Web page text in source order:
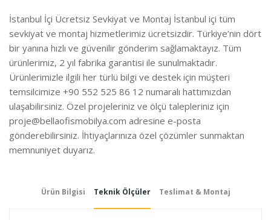
İstanbul İçi Ücretsiz Sevkiyat ve Montaj İstanbul içi tüm
sevkiyat ve montaj hizmetlerimiz ücretsizdir. Türkiye’nin dört
bir yanına hızlı ve güvenilir gönderim sağlamaktayız. Tüm
ürünlerimiz, 2 yıl fabrika garantisi ile sunulmaktadır.
Ürünlerimizle ilgili her türlü bilgi ve destek için müşteri
temsilcimize +90 552 525 86 12 numaralı hattımızdan
ulaşabilirsiniz. Özel projeleriniz ve ölçü talepleriniz için
proje@bellaofismobilya.com adresine e-posta
gönderebilirsiniz. İhtiyaçlarınıza özel çözümler sunmaktan
memnuniyet duyarız.
Ürün Bilgisi Teknik Ölçüler Teslimat & Montaj